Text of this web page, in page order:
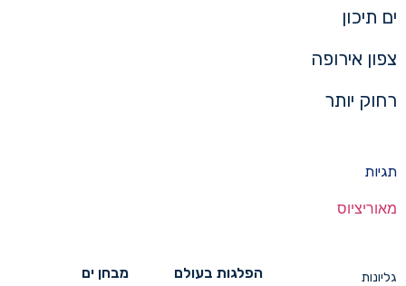
ים תיכון
צפון אירופה
רחוק יותר
תגיות
מאוריציוס
גליונות
הפלגות בעולם מבחן ים